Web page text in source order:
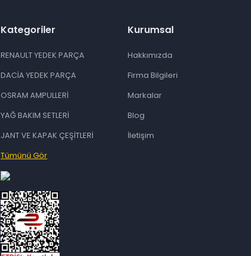
Kategoriler
RENAULT YEDEK PARÇA
DACİA YEDEK PARÇA
OSRAM AMPULLERİ
YAĞ BAKIM SETLERİ
JANT VE KAPAK ÇEŞİTLERİ
Tümünü Gör
Kurumsal
Hakkımızda
Firma Bilgileri
Markalar
Blog
İletişim